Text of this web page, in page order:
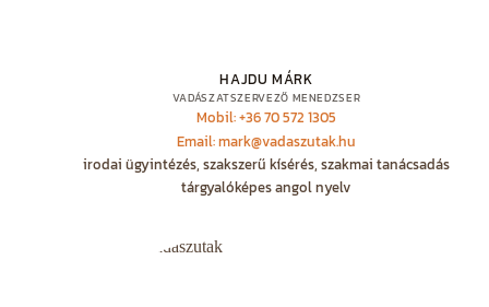
HAJDU MÁRK
VADÁSZATSZERVEZŐ MENEDZSER
Mobil: +36 70 572 1305
Email: mark@vadaszutak.hu
irodai ügyintézés, szakszerű kísérés, szakmai tanácsadás
tárgyalóképes angol nyelv